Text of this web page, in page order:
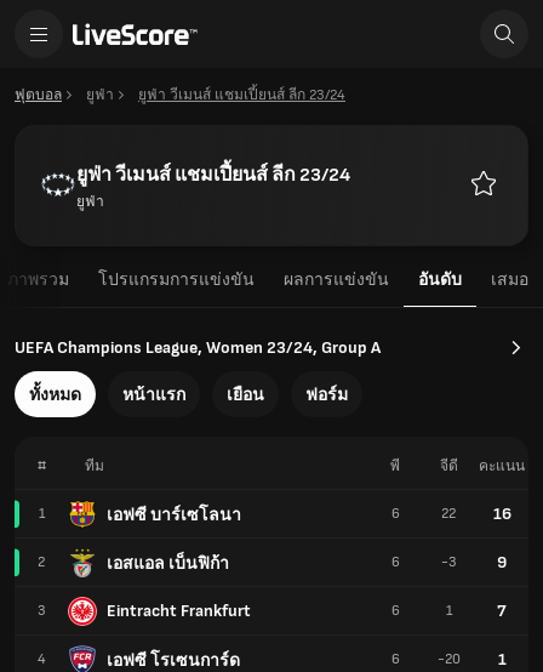
ฟุตบอล ยูฟ่า ยูฟ่า วีเมนส์ แชมเปี้ยนส์ ลีก 23/24
ยูฟ่า วีเมนส์ แชมเปี้ยนส์ ลีก 23/24
ยูฟ่า
ภาพรวม โปรแกรมการแข่งขัน ผลการแข่งขัน อันดับ เสมอ
UEFA Champions League, Women 23/24, Group A
ทั้งหมด หน้าแรก เยือน ฟอร์ม
# ทีม
1 เอฟซี บาร์เซโลนา
2 เอสแอล เบ็นฟิก้า
3 Eintracht Frankfurt
4 เอฟซี โรเซนการ์ด
พี จีดี คะแนน
6 22 16
6 -3 9
6 1 7
6 -20 1